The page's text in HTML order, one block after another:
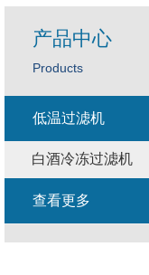
产品中心
Products
低温过滤机
白酒冷冻过滤机
查看更多